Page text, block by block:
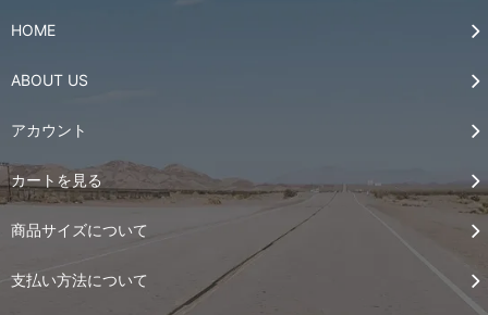
HOME
ABOUT US
アカウント
カートを見る
商品サイズについて
支払い方法について